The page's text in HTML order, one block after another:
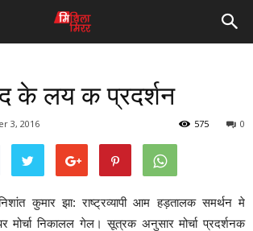
के लय क प्रदर्शन
3, 2016 0
575
निशांत कुमार झा: राष्ट्रव्यापी आम हड़तालक समर्थन मे
मोर्चा निकालल गेल। सूत्रक अनुसार मोर्चा प्रदर्शनक